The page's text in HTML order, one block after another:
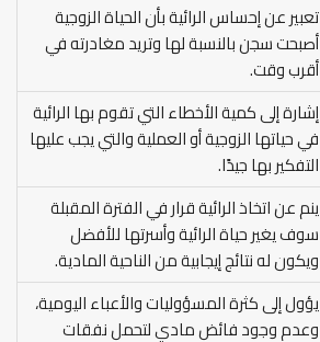
تعبير عن إحساس الرائية بأن الحياة الزوجية
أصبحت سجن بالنسبة لها وتريد مغادرته في
أقرب وقت.
إشارة إلى كمية الأخطاء التي تقوم بها الرائية
في حياتها الزوجية أو العملية والتي يجب عليها
التفكير بها جيدًا.
ينم عن اتخاذ الرائية قرار في الفترة المقبلة
سوف يغير حياة الرائية وأسرتها للأفضل
ويكون له نتائج إيجابية من الناحية المادية.
يؤول إلى كثرة المسؤوليات والأعباء اليومية،
وعدم وجود فائض مادي لتحمل نفقات